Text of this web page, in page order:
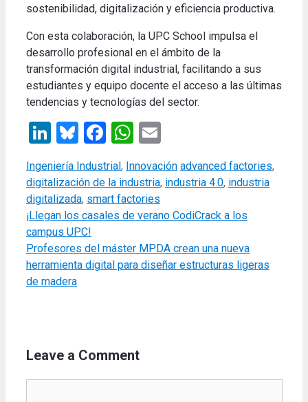
sostenibilidad, digitalización y eficiencia productiva.
Con esta colaboración, la UPC School impulsa el
desarrollo profesional en el ámbito de la
transformación digital industrial, facilitando a sus
estudiantes y equipo docente el acceso a las últimas
tendencias y tecnologías del sector.
LinkedIn
Bluesky
Facebook
WhatsApp
Categories
Ingeniería Industrial , Innovación Tags
advanced factories,
digitalización de la industria, industria 4.0, industria
digitalizada, smart factories
¡Llegan los casales de verano CodiCrack a los
campus UPC!
Profesores del máster MPDA crean una nueva
herramienta digital para diseñar estructuras ligeras
de madera
Leave a Comment